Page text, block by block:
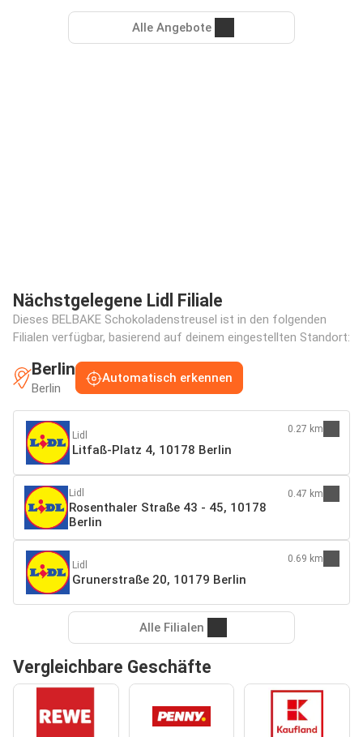
Alle Angebote
Nächstgelegene Lidl Filiale
Dieses BELBAKE Schokoladenstreusel ist in den folgenden
Filialen verfügbar, basierend auf deinem eingestellten Standort:
Berlin
Berlin
Automatisch erkennen
Lidl
Litfaß-Platz 4, 10178 Berlin
0.27 km
Lidl
Rosenthaler Straße 43 - 45, 10178
Berlin
0.47 km
Lidl
Grunerstraße 20, 10179 Berlin
0.69 km
Alle Filialen
Vergleichbare Geschäfte